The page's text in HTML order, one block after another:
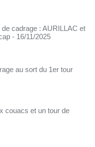
cadrage : AURILLAC et
- 16/11/2025
au sort du 1er tour
couacs et un tour de